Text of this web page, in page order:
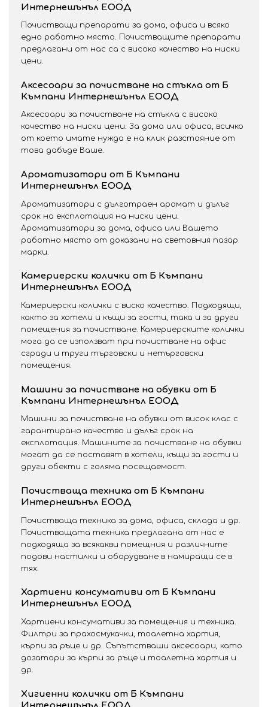
Интернешънъл ЕООД
Почистващи препарати за дома, офиса и всяко
едно работно място. Почистващите препарати
предлагани от нас са с високо качество на ниски
цени.
Аксесоари за почистване на стъкла от Б
Къмпани Интернешънъл ЕООД
Аксесоари за почистване на стъкла с високо
качество на ниски цени. За дома или офиса, всичко
от което имате нужда е на клик разстояние от
това дабъде Ваше.
Ароматизатори от Б Къмпани
Интернешънъл ЕООД
Ароматизатори с дълготраен аромат и дълъг
срок на експлотация на ниски цени.
Ароматизатори за дома, офиса или Вашето
работно място от доказани на световния пазар
марки.
Камериерски колички от Б Къмпани
Интернешънъл ЕООД
Камериерски колички с виско качество. Подходящи,
както за хотели и къщи за гости, така и за други
помещения за почистване. Камериерските колички
мога да се използват при почистване на офис
сгради и труги търговски и нетърговски
помещения.
Машини за почистване на обувки от Б
Къмпани Интернешънъл ЕООД
Машини за почистване на обувки от висок клас с
гарантирано качество и дълъг срок на
експлотация. Машините за почистване на обувки
могат да се поставят в хотели, къщи за гости и
други обекти с голяма посещаемост.
Почистваща техника от Б Къмпани
Интернешънъл ЕООД
Почистваща техника за дома, офиса, склада и др.
Почистващата техника предлагана от нас е
подходяща за всякакви помещния и различните
подови настилки и оборудване в намиращи се в
тях.
Хартиени консумативи от Б Къмпани
Интернешънъл ЕООД
Хартиени консумативи за помещения и техника.
Филтри за прахосмукачки, тоалетна хартия,
кърпи за ръце и др. Съпътстваши аксесоари, като
дозатори за кърпи за ръце и тоалетна хартия и
др.
Хигиенни колички от Б Къмпани